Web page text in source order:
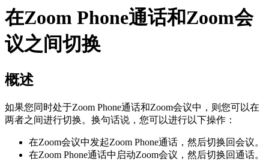
在Zoom Phone通话和Zoom会
议之间切换
概述
如果您同时处于Zoom Phone通话和Zoom会议中，则您可以在
两者之间进行切换。换句话说，您可以进行以下操作：
在Zoom会议中发起Zoom Phone通话，然后切换回会议。
在Zoom Phone通话中启动Zoom会议，然后切换回通话。